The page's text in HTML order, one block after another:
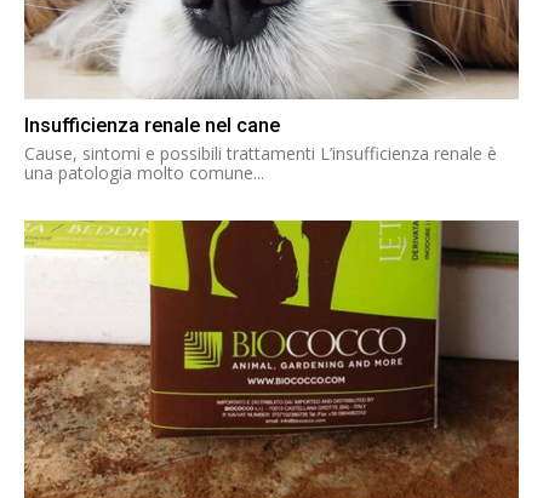
Insufficienza renale nel cane
Cause, sintomi e possibili trattamenti L’insufficienza renale è
una patologia molto comune...